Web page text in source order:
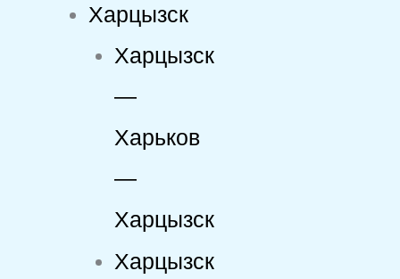
Харцызск
Харцызск
—
Харьков
—
Харцызск
Харцызск